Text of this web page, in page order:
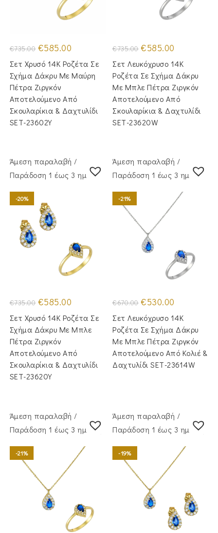
€735.00 Original
price
was:
€735.00.
€585.00
τιμή
είναι:
€585.00.
Σετ Χρυσό 14Κ Ροζέτα Σε
Σχήμα Δάκρυ Με Μαύρη
Πέτρα Ζιργκόν
Αποτελούμενο Από
Σκουλαρίκια & Δαχτυλίδι
SET-23602Y
€735.00 Original
price
was:
€735.00.
€585.00
τιμή
είναι:
€585.00.
Σετ Λευκόχρυσο 14Κ
Ροζέτα Σε Σχήμα Δάκρυ
Με Μπλε Πέτρα Ζιργκόν
Αποτελούμενο Από
Σκουλαρίκια & Δαχτυλίδι
SET-23620W
Άμεση παραλαβή /
Παράδoση 1 έως 3 ημέρες
-20%
€735.00 Original
price
was:
€735.00.
€585.00
τιμή
είναι:
€585.00.
Σετ Χρυσό 14Κ Ροζέτα Σε
Σχήμα Δάκρυ Με Μπλε
Πέτρα Ζιργκόν
Αποτελούμενο Από
Σκουλαρίκια & Δαχτυλίδι
SET-23620Y
Άμεση παραλαβή /
Παράδoση 1 έως 3 ημέρες
-21%
€670.00 Original
price
was:
€670.00.
€530.00
τιμή
είναι:
€530.00.
Σετ Λευκόχρυσο 14Κ
Ροζέτα Σε Σχήμα Δάκρυ
Με Μπλε Πέτρα Ζιργκόν
Αποτελούμενο Από Κολιέ &
Δαχτυλίδι SET-23614W
Άμεση παραλαβή /
Παράδoση 1 έως 3 ημέρες
-21%
Άμεση παραλαβή /
Παράδoση 1 έως 3 ημέρες
-19%